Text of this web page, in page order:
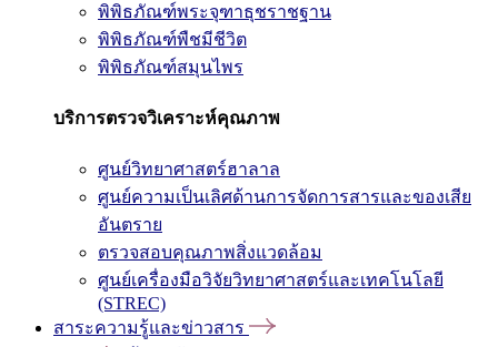
พิพิธภัณฑ์พระจุฑาธุชราชฐาน
พิพิธภัณฑ์พืชมีชีวิต
พิพิธภัณฑ์สมุนไพร
บริการตรวจวิเคราะห์คุณภาพ
ศูนย์วิทยาศาสตร์ฮาลาล
ศูนย์ความเป็นเลิศด้านการจัดการสารและของเสีย
อันตราย
ตรวจสอบคุณภาพสิ่งแวดล้อม
ศูนย์เครื่องมือวิจัยวิทยาศาสตร์และเทคโนโลยี
(STREC)
สาระความรู้และข่าวสาร